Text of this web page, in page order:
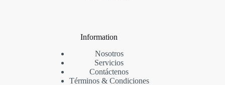
Information
Nosotros
Servicios
Contáctenos
Términos & Condiciones